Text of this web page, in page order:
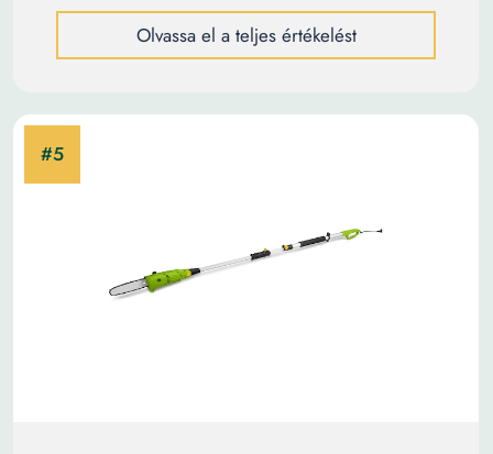
Olvassa el a teljes értékelést